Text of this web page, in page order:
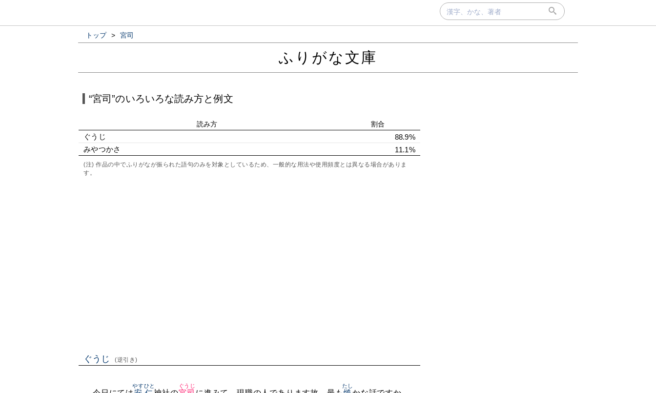
トップ > 宮司
ふりがな文庫
“宮司”のいろいろな読み方と例文
読み方 割合
ぐうじ
88.9%
みやつかさ
11.1%
(注) 作品の中でふりがなが振られた語句のみを対象としているため、一般的な用法や使用頻度とは異なる場合がありま
す。
ぐうじ (逆引き)
やすひと ぐうじ たし